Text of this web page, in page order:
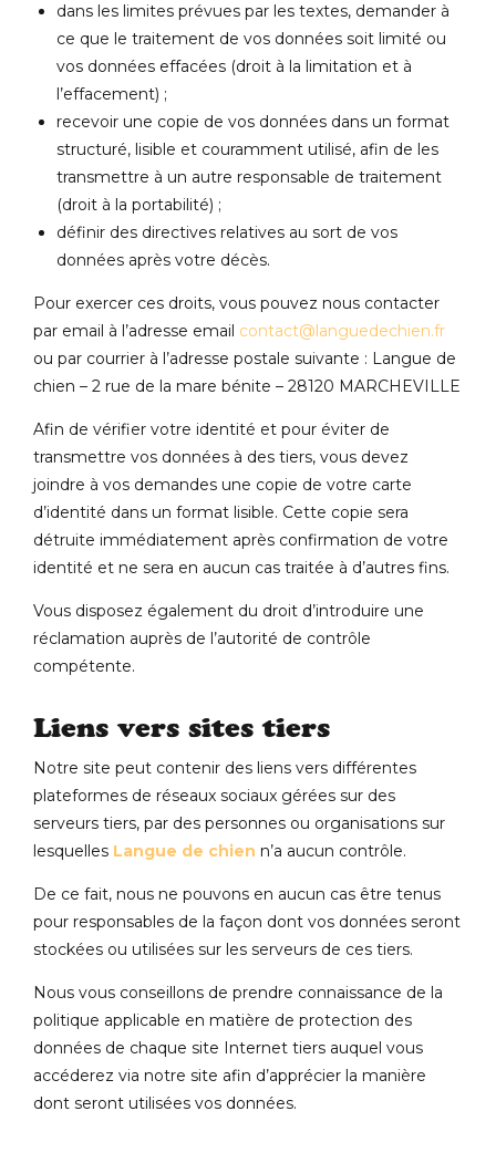
dans les limites prévues par les textes, demander à
ce que le traitement de vos données soit limité ou
vos données effacées (droit à la limitation et à
l’effacement) ;
recevoir une copie de vos données dans un format
structuré, lisible et couramment utilisé, afin de les
transmettre à un autre responsable de traitement
(droit à la portabilité) ;
définir des directives relatives au sort de vos
données après votre décès.
Pour exercer ces droits, vous pouvez nous contacter
par email à l’adresse email contact@languedechien.fr
ou par courrier à l’adresse postale suivante : Langue de
chien – 2 rue de la mare bénite – 28120 MARCHEVILLE
Afin de vérifier votre identité et pour éviter de
transmettre vos données à des tiers, vous devez
joindre à vos demandes une copie de votre carte
d’identité dans un format lisible. Cette copie sera
détruite immédiatement après confirmation de votre
identité et ne sera en aucun cas traitée à d’autres fins.
Vous disposez également du droit d’introduire une
réclamation auprès de l’autorité de contrôle
compétente.
Liens vers sites tiers
Notre site peut contenir des liens vers différentes
plateformes de réseaux sociaux gérées sur des
serveurs tiers, par des personnes ou organisations sur
lesquelles Langue de chien n’a aucun contrôle.
De ce fait, nous ne pouvons en aucun cas être tenus
pour responsables de la façon dont vos données seront
stockées ou utilisées sur les serveurs de ces tiers.
Nous vous conseillons de prendre connaissance de la
politique applicable en matière de protection des
données de chaque site Internet tiers auquel vous
accéderez via notre site afin d’apprécier la manière
dont seront utilisées vos données.